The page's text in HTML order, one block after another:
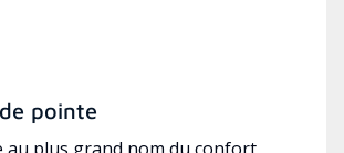
pointe